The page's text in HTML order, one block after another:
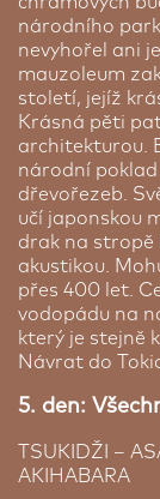
zubní
rovněž na
male, s
Yukata.
hotelu.
preferujete
z edice
noci nebo
pobytu v
moderní
kastovní
císaři,
na první
hotely
světa.
restaurace a
chaosem,
nejlepší
Tokio Tower,
vidět z
čtvrt
výběrem
nekončí.
Procházet
vše sladěno
už viděli,
dokonalosti.
látkami,
sklenka
okna na
běžeckých
(pokud je
národního
nevyhořel ani
mauzoleum
století, jejíž
Krásná pěti
architekturou.
národní
dřevořezeb.
učí japonskou
drak na stropě
akustikou.
přes 400 let.
vodopádu na
který je stejně
Návrat do
5. den:
TSUKIDŽI –
AKIHABARA